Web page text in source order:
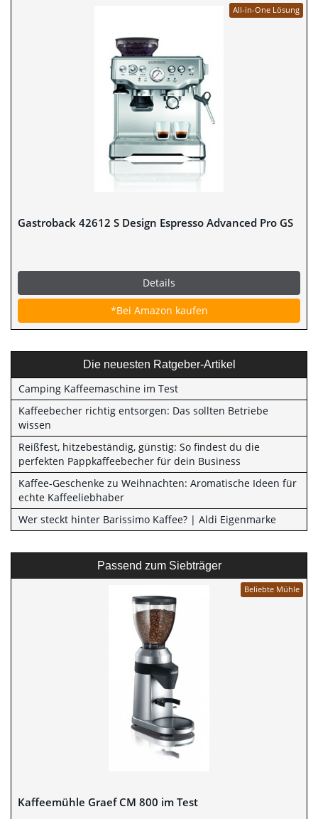
All-in-One Lösung
Gastroback 42612 S Design Espresso Advanced Pro GS
Details
*Bei Amazon kaufen
Die neuesten Ratgeber-Artikel
Camping Kaffeemaschine im Test
Kaffeebecher richtig entsorgen: Das sollten Betriebe
wissen
Reißfest, hitzebeständig, günstig: So findest du die
perfekten Pappkaffeebecher für dein Business
Kaffee-Geschenke zu Weihnachten: Aromatische Ideen für
echte Kaffeeliebhaber
Wer steckt hinter Barissimo Kaffee? | Aldi Eigenmarke
Passend zum Siebträger
Beliebte Mühle
Kaffeemühle Graef CM 800 im Test